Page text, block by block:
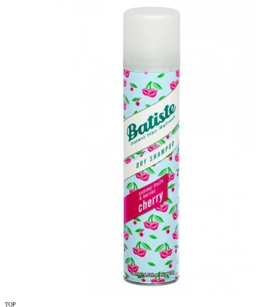
TOP